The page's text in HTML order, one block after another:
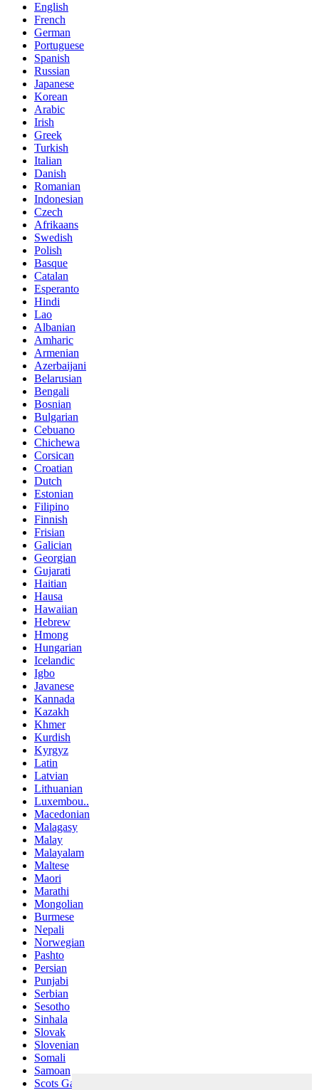
English
French
German
Portuguese
Spanish
Russian
Japanese
Korean
Arabic
Irish
Greek
Turkish
Italian
Danish
Romanian
Indonesian
Czech
Afrikaans
Swedish
Polish
Basque
Catalan
Esperanto
Hindi
Lao
Albanian
Amharic
Armenian
Azerbaijani
Belarusian
Bengali
Bosnian
Bulgarian
Cebuano
Chichewa
Corsican
Croatian
Dutch
Estonian
Filipino
Finnish
Frisian
Galician
Georgian
Gujarati
Haitian
Hausa
Hawaiian
Hebrew
Hmong
Hungarian
Icelandic
Igbo
Javanese
Kannada
Kazakh
Khmer
Kurdish
Kyrgyz
Latin
Latvian
Lithuanian
Luxembou..
Macedonian
Malagasy
Malay
Malayalam
Maltese
Maori
Marathi
Mongolian
Burmese
Nepali
Norwegian
Pashto
Persian
Punjabi
Serbian
Sesotho
Sinhala
Slovak
Slovenian
Somali
Samoan
Scots Gaelic